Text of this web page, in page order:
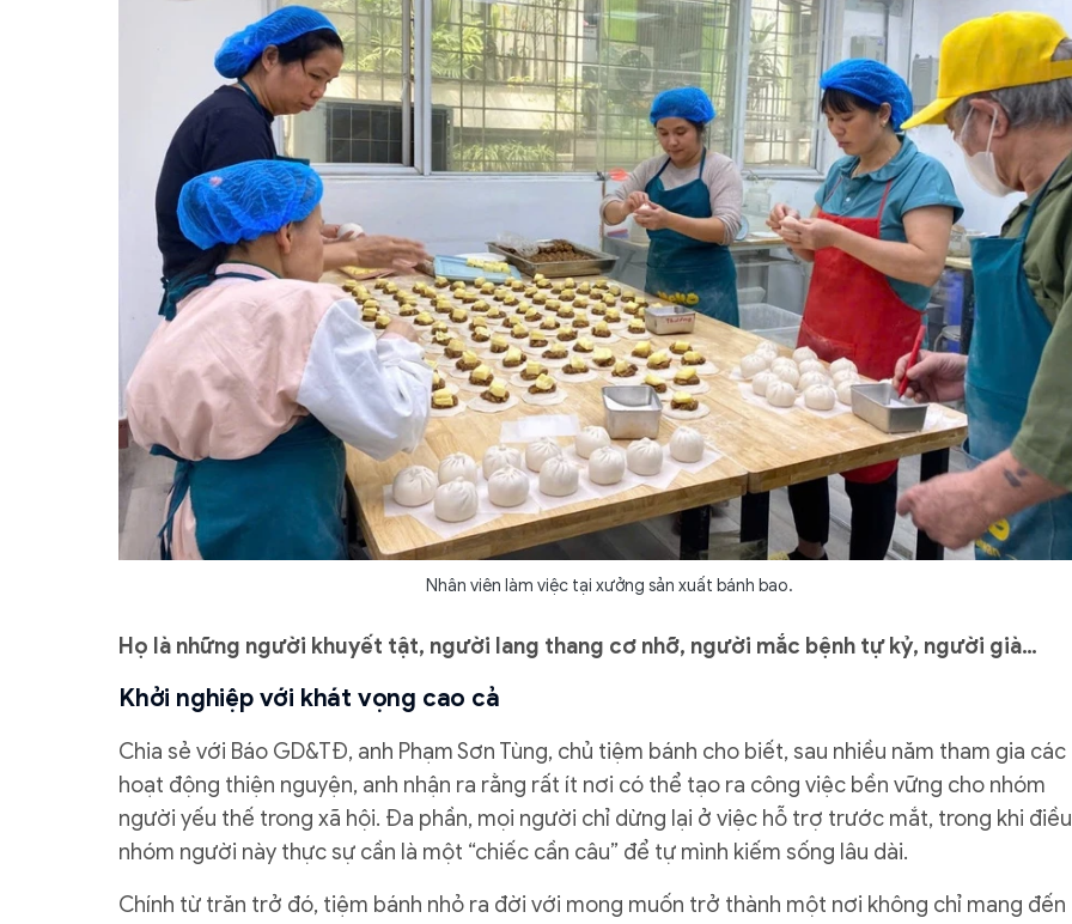
Nhân viên làm việc tại xưởng sản xuất bánh bao.
Họ là những người khuyết tật, người lang thang cơ nhỡ, người mắc bệnh tự kỷ, người già…
Khởi nghiệp với khát vọng cao cả
Chia sẻ với Báo GD&TĐ, anh Phạm Sơn Tùng, chủ tiệm bánh cho biết, sau nhiều năm tham gia các
hoạt động thiện nguyện, anh nhận ra rằng rất ít nơi có thể tạo ra công việc bền vững cho nhóm
người yếu thế trong xã hội. Đa phần, mọi người chỉ dừng lại ở việc hỗ trợ trước mắt, trong khi điều
nhóm người này thực sự cần là một “chiếc cần câu” để tự mình kiếm sống lâu dài.
Chính từ trăn trở đó, tiệm bánh nhỏ ra đời với mong muốn trở thành một nơi không chỉ mang đến